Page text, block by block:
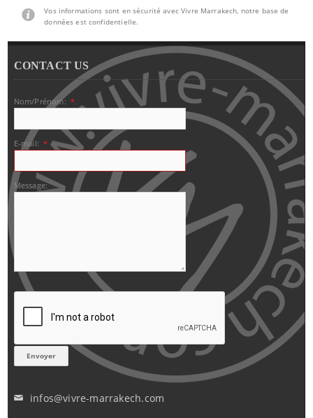
Vos informations sont en sécurité avec Vivre Marrakech, notre base de
données est confidentielle.
CONTACT US
Nom/Prénom: *
E-mail: *
Message:
✉ infos@vivre-marrakech.com